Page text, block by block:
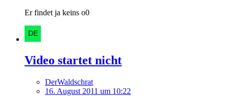
Er findet ja keins o0
Video startet nicht
DerWaldschrat
16. August 2011 um 10:22